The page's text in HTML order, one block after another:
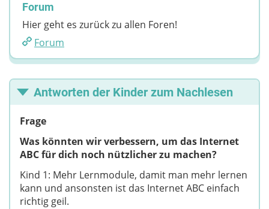
Forum
Hier geht es zurück zu allen Foren!
Forum
Antworten der Kinder zum Nachlesen
Frage
Was könnten wir verbessern, um das Internet
ABC für dich noch nützlicher zu machen?
Kind 1: Mehr Lernmodule, damit man mehr lernen
kann und ansonsten ist das Internet ABC einfach
richtig geil.